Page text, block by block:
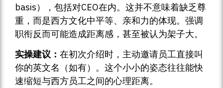
basis），包括对CEO在内。这并不意味着缺乏尊
重，而是西方文化中平等、亲和力的体现。强调
职衔反而可能造成距离感，甚至被认为架子大。
实操建议： 在初次介绍时，主动邀请员工直接叫
你的英文名（如有）。这个小小的姿态往往能快
速缩短与西方员工之间的心理距离。